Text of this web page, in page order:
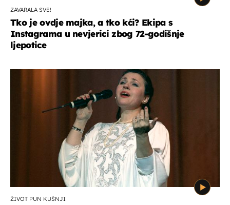
ZAVARALA SVE!
Tko je ovdje majka, a tko kći? Ekipa s
Instagrama u nevjerici zbog 72-godišnje
ljepotice
ŽIVOT PUN KUŠNJI